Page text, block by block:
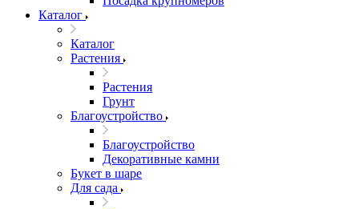
Каталог
Каталог
Растения
Растения
Грунт
Благоустройство
Благоустройство
Декоративные камни
Букет в шаре
Для сада